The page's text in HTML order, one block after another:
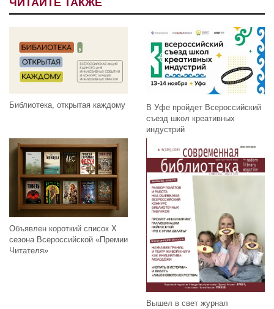
ЧИТАЙТЕ ТАКЖЕ
Библиотека, открытая каждому
В Уфе пройдет Всероссийский
съезд школ креативных
индустрий
Объявлен короткий список X
сезона Всероссийской «Премии
Читателя»
Вышел в свет журнал